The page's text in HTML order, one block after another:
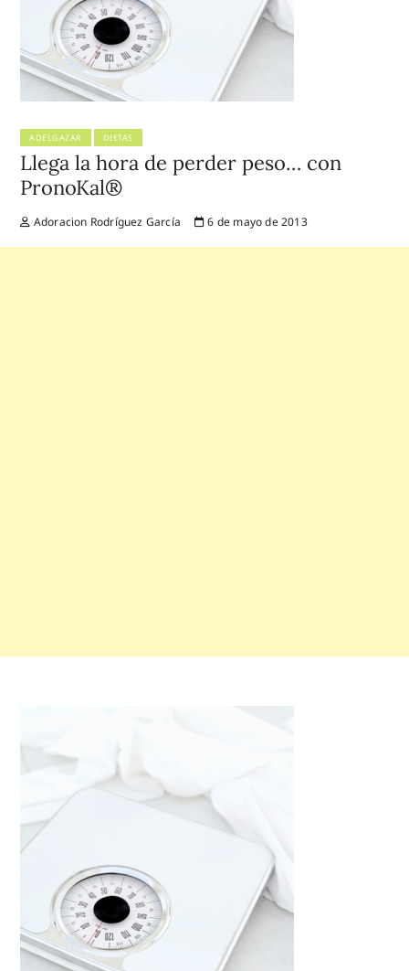
ADELGAZAR DIETAS
Llega la hora de perder peso… con
PronoKal®
Adoracion Rodríguez García 6 de mayo de 2013